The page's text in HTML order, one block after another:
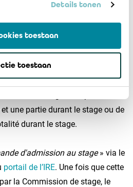
Details tonen
toestaan
toestaan
après ces dates risquent de ne
pour une participation à la
qui suit.
l'entièreté des examens de
une partie durant le stage ou de
durant le stage.
d'admission au stage» via le
portail de l’IRE. Une fois que cette
la Commission de stage, le